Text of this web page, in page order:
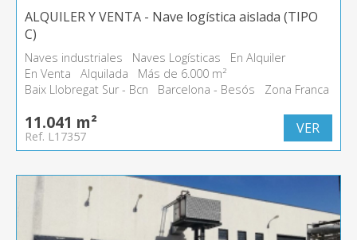
ALQUILER Y VENTA - Nave logística aislada (TIPO
C)
Naves industriales Naves Logísticas
En Alquiler
En Venta
Alquilada
Más de 6.000 m²
Baix Llobregat Sur - Bcn
Barcelona - Besós Zona Franca
11.041 m²
Ref. L17357 VER